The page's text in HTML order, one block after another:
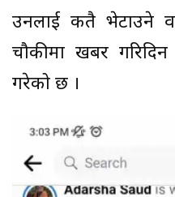
उनलाई कतै भेटाउने
चौकीमा खबर गरिदिन
गरेको छ ।